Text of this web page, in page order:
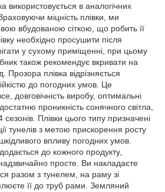
використовується в аналогічних
міцність плівки, ми
вбудованою сіткою, що робить її
необхідно просушити після
у сухому приміщенні, при цьому
також рекомендує вкривати на
Прозора плівка відрізняється
до погодних умов. Це
довговічність виробу, оптимальні
проникність сонячного світла,
Плівки цього типу призначені
тунелів з метою прискорення росту
впливу погодних умов.
до кожного продукту,
просте. Ви накладаєте
разом з тунелем, на раму зі
її до труб рами. Земляний